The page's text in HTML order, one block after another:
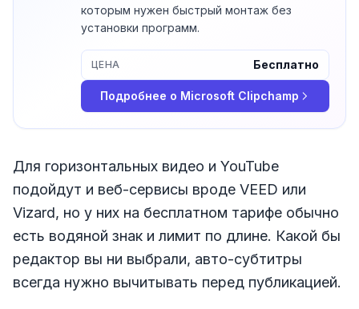
которым нужен быстрый монтаж без
установки программ.
Подробнее о Microsoft Clipchamp
ЦЕНА Бесплатно
Для горизонтальных видео и YouTube
подойдут и веб-сервисы вроде VEED или
Vizard, но у них на бесплатном тарифе обычно
есть водяной знак и лимит по длине. Какой бы
редактор вы ни выбрали, авто-субтитры
всегда нужно вычитывать перед публикацией.